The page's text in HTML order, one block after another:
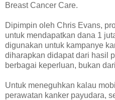
Breast Cancer Care.
Dipimpin oleh Chris Evans,
untuk mendapatkan dana 1
digunakan untuk kampanye
diharapkan didapat dari hasil
berbagai keperluan, bukan
Untuk meneguhkan kalau
perawatan kanker payudara,